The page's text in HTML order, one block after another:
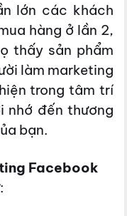
lớn các khách
hàng ở lần 2,
thấy sản phẩm
làm marketing
trong tâm trí
nhớ đến thương
bạn.
Facebook